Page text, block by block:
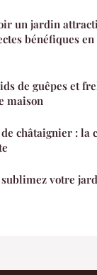
un jardin
bénéfiques
de guêpes et
maison
châtaignier : la
votre